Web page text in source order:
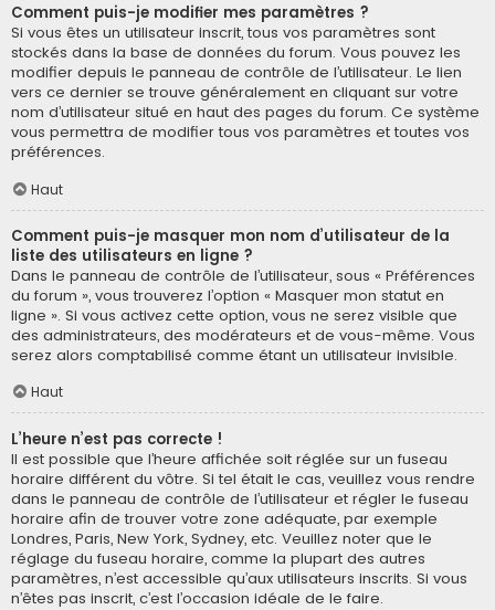
Comment puis-je modifier mes paramètres ?
Si vous êtes un utilisateur inscrit, tous vos paramètres sont
stockés dans la base de données du forum. Vous pouvez les
modifier depuis le panneau de contrôle de l’utilisateur. Le lien
vers ce dernier se trouve généralement en cliquant sur votre
nom d’utilisateur situé en haut des pages du forum. Ce système
vous permettra de modifier tous vos paramètres et toutes vos
préférences.
Haut
Comment puis-je masquer mon nom d’utilisateur de la
liste des utilisateurs en ligne ?
Dans le panneau de contrôle de l’utilisateur, sous « Préférences
du forum », vous trouverez l’option « Masquer mon statut en
ligne ». Si vous activez cette option, vous ne serez visible que
des administrateurs, des modérateurs et de vous-même. Vous
serez alors comptabilisé comme étant un utilisateur invisible.
Haut
L’heure n’est pas correcte !
Il est possible que l’heure affichée soit réglée sur un fuseau
horaire différent du vôtre. Si tel était le cas, veuillez vous rendre
dans le panneau de contrôle de l’utilisateur et régler le fuseau
horaire afin de trouver votre zone adéquate, par exemple
Londres, Paris, New York, Sydney, etc. Veuillez noter que le
réglage du fuseau horaire, comme la plupart des autres
paramètres, n’est accessible qu’aux utilisateurs inscrits. Si vous
n’êtes pas inscrit, c’est l’occasion idéale de le faire.